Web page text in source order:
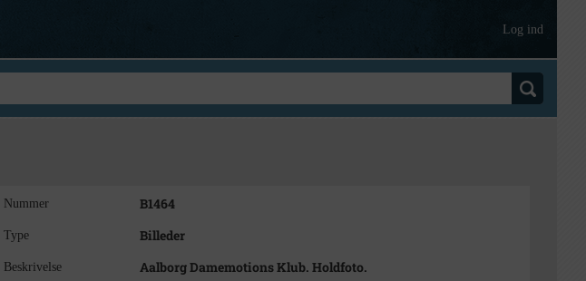
Log ind
Nummer B1464
Type Billeder
Beskrivelse Aalborg Damemotions Klub. Holdfoto.